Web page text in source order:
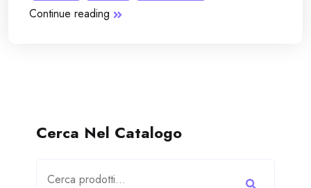
Continue reading
Cerca Nel Catalogo